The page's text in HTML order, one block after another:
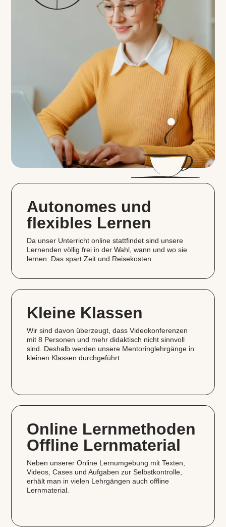
Autonomes und
flexibles Lernen
Da unser Unterricht online stattfindet sind unsere
Lernenden völlig frei in der Wahl, wann und wo sie
lernen. Das spart Zeit und Reisekosten.
Kleine Klassen
Wir sind davon überzeugt, dass Videokonferenzen
mit 8 Personen und mehr didaktisch nicht sinnvoll
sind. Deshalb werden unsere Mentoringlehrgänge in
kleinen Klassen durchgeführt.
Online Lernmethoden
Offline Lernmaterial
Neben unserer Online Lernumgebung mit Texten,
Videos, Cases und Aufgaben zur Selbstkontrolle,
erhält man in vielen Lehrgängen auch offline
Lernmaterial.